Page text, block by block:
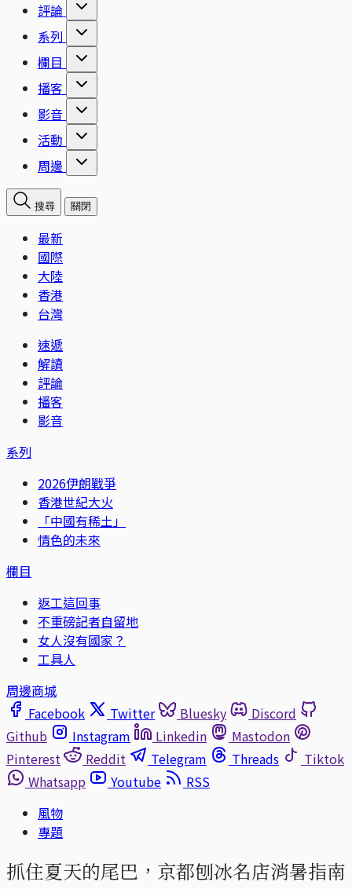
評論
系列
欄目
播客
影音
活動
周邊
搜尋 關閉
最新
國際
大陸
香港
台灣
速遞
解讀
評論
播客
影音
系列
2026伊朗戰爭
香港世紀大火
「中國有稀土」
情色的未來
欄目
返工這回事
不重磅記者自留地
女人沒有國家？
工具人
周邊商城
Facebook
Twitter Bluesky
Discord
Github
Instagram Linkedin
Mastodon
Pinterest
Reddit Telegram Threads
Tiktok
Whatsapp
Youtube
RSS
風物
專題
抓住夏天的尾巴，京都刨冰名店消暑指南